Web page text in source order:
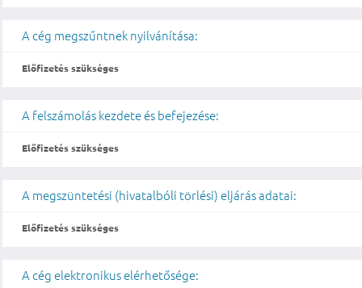
A cég megszűntnek nyilvánítása:
Előfizetés szükséges
A felszámolás kezdete és befejezése:
Előfizetés szükséges
A megszüntetési (hivatalbóli törlési) eljárás adatai:
Előfizetés szükséges
A cég elektronikus elérhetősége: